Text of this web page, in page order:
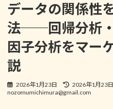
データの関係性
法──回帰分析・
因子分析をマー
説
2026年1月23日
最
終
2026年1月23日
nozomumichimura@gmail.com